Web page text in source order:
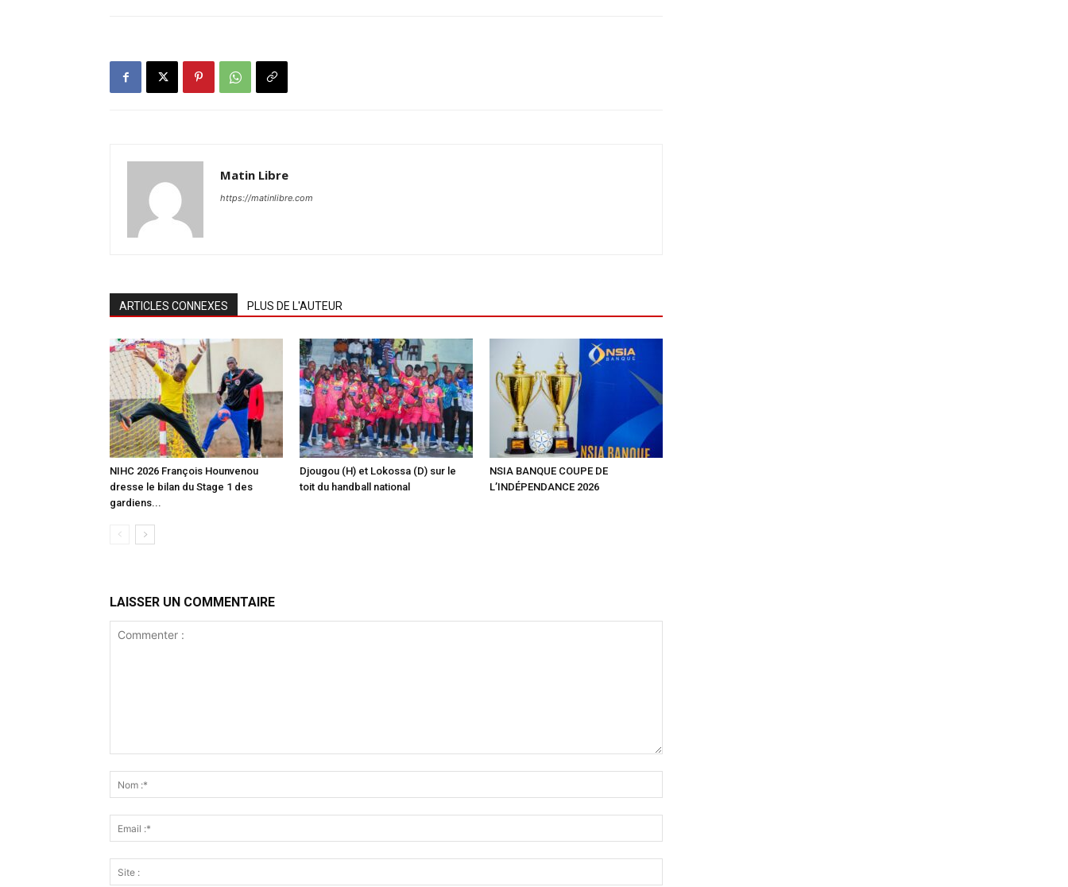
Matin Libre
https://matinlibre.com
ARTICLES CONNEXES PLUS DE L'AUTEUR
‎NIHC 2026 François Hounvenou
dresse le bilan du Stage 1 des
gardiens...
Djougou (H) et Lokossa (D) sur le
toit du handball national
NSIA BANQUE COUPE DE
L’INDÉPENDANCE 2026
LAISSER UN COMMENTAIRE